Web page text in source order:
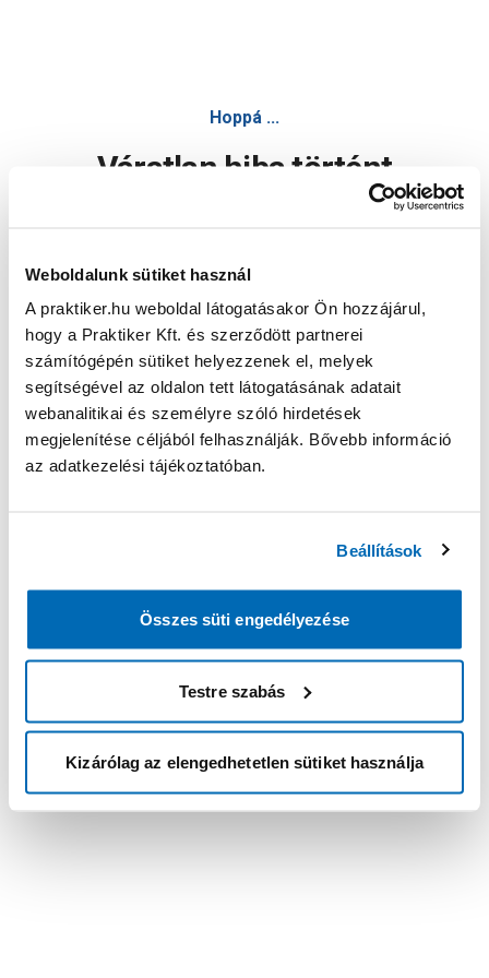
Weboldalunk sütiket használ
A praktiker.hu weboldal látogatásakor Ön hozzájárul,
hogy a Praktiker Kft. és szerződött partnerei
számítógépén sütiket helyezzenek el, melyek
segítségével az oldalon tett látogatásának adatait
webanalitikai és személyre szóló hirdetések
megjelenítése céljából felhasználják. Bővebb információ
az adatkezelési tájékoztatóban.
Beállítások
Összes süti engedélyezése
Testre szabás
Kizárólag az elengedhetetlen sütiket használja
Hoppá ...
Váratlan hiba történt
Oldal újratöltése